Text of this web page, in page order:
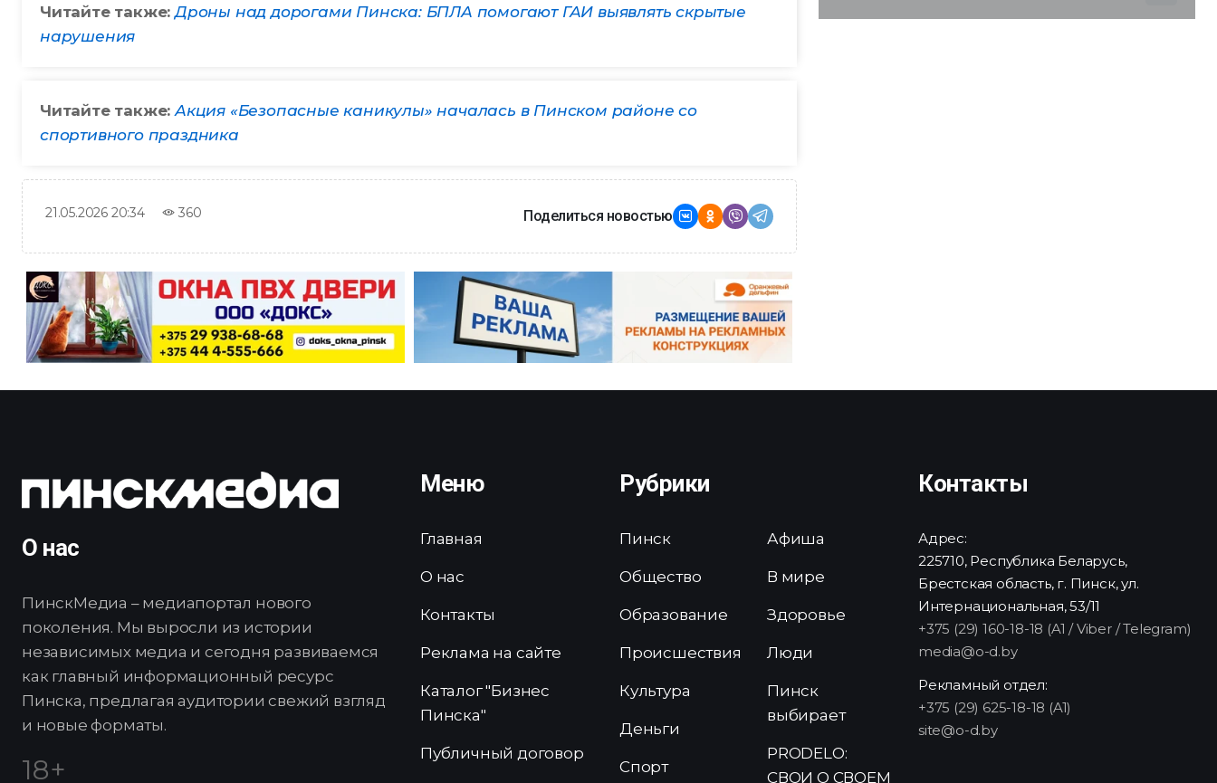
Читайте также:Дроны над дорогами Пинска: БПЛА помогают ГАИ выявлять скрытые
нарушения
Читайте также:Акция «Безопасные каникулы» началась в Пинском районе со
спортивного праздника
21.05.2026 20:34 360 Поделиться новостью
О нас
ПинскМедиа – медиапортал нового
поколения. Мы выросли из истории
независимых медиа и сегодня развиваемся
как главный информационный ресурс
Пинска, предлагая аудитории свежий взгляд
и новые форматы.
18+
Меню
Главная
О нас
Контакты
Реклама на сайте
Каталог "Бизнес
Пинска"
Публичный договор
Рубрики
Пинск
Общество
Образование
Происшествия
Культура
Деньги
Спорт
Афиша
В мире
Здоровье
Люди
Пинск
выбирает
PRODELO:
СВОИ О СВОЕМ
Контакты
Адрес:
225710, Республика Беларусь,
Брестская область, г. Пинск, ул.
Интернациональная, 53/11
+375 (29) 160-18-18 (A1 / Viber / Telegram)
media@o-d.by
Рекламный отдел:
+375 (29) 625-18-18 (A1)
site@o-d.by